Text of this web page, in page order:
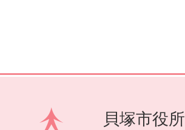
貝塚市役所